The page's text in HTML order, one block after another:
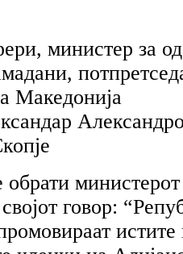
министер за
Македонија
обрати
говор: